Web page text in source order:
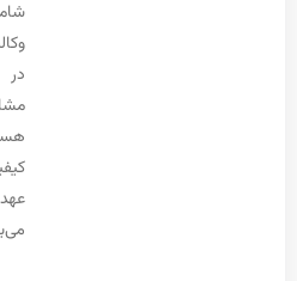
شامل پذیرش
وکالت جهت دفاع
در دادگاه‌ها و
مشاوره حقوقی
هستند. تضمین
کیفیت خدمات بر
عهده شرکت